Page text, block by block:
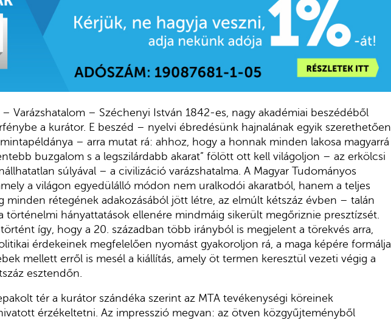
Varázshatalom – Széchenyi István 1842-es, nagy akadémiai beszédéből
a kurátor. E beszéd – nyelvi ébredésünk hajnalának egyik szerethetően
– arra mutat rá: ahhoz, hogy a honnak minden lakosa magyarrá
buzgalom s a legszilárdabb akarat” fölött ott kell világoljon – az erkölcsi
súlyával – a civilizáció varázshatalma. A Magyar Tudományos
a világon egyedülálló módon nem uralkodói akaratból, hanem a teljes
minden rétegének adakozásából jött létre, az elmúlt kétszáz évben – talán
történelmi hányattatások ellenére mindmáig sikerült megőriznie presztízsét.
így, hogy a 20. században több irányból is megjelent a törekvés arra,
érdekeinek megfelelően nyomást gyakoroljon rá, a maga képére formálja
mellett erről is mesél a kiállítás, amely öt termen keresztül vezeti végig a
esztendőn.
tér a kurátor szándéka szerint az MTA tevékenységi köreinek
érzékeltetni. Az impresszió megvan: az ötven közgyűjteményből